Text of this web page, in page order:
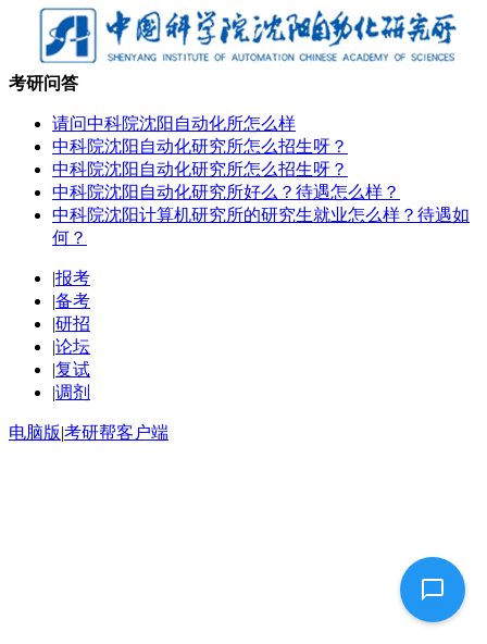
考研问答
请问中科院沈阳自动化所怎么样
中科院沈阳自动化研究所怎么招生呀？
中科院沈阳自动化研究所怎么招生呀？
中科院沈阳自动化研究所好么？待遇怎么样？
中科院沈阳计算机研究所的研究生就业怎么样？待遇如
何？
|报考
|备考
|研招
|论坛
|复试
|调剂
电脑版|考研帮客户端